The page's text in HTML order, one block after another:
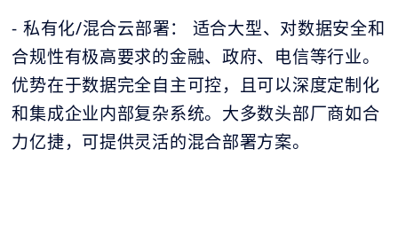
- 私有化/混合云部署： 适合大型、对数据安全和
合规性有极高要求的金融、政府、电信等行业。
优势在于数据完全自主可控，且可以深度定制化
和集成企业内部复杂系统。大多数头部厂商如合
力亿捷，可提供灵活的混合部署方案。